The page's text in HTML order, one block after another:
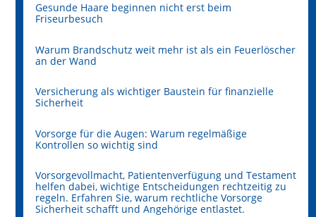
Gesunde Haare beginnen nicht erst beim
Friseurbesuch
Warum Brandschutz weit mehr ist als ein Feuerlöscher
an der Wand
Versicherung als wichtiger Baustein für finanzielle
Sicherheit
Vorsorge für die Augen: Warum regelmäßige
Kontrollen so wichtig sind
Vorsorgevollmacht, Patientenverfügung und Testament
helfen dabei, wichtige Entscheidungen rechtzeitig zu
regeln. Erfahren Sie, warum rechtliche Vorsorge
Sicherheit schafft und Angehörige entlastet.